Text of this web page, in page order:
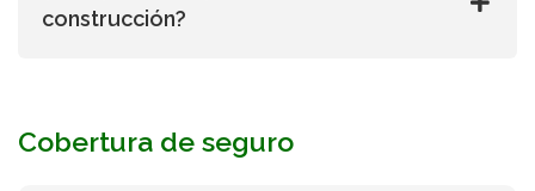
construcción?
Cobertura de seguro